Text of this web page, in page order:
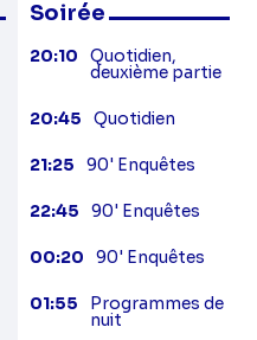
Soirée
20:10 Quotidien,
deuxième partie
20:45 Quotidien
21:25 90' Enquêtes
22:45 90' Enquêtes
00:20 90' Enquêtes
01:55 Programmes de
nuit